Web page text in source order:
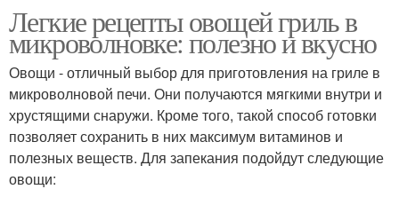
Легкие рецепты овощей гриль в
микроволновке: полезно и вкусно
Овощи - отличный выбор для приготовления на гриле в
микроволновой печи. Они получаются мягкими внутри и
хрустящими снаружи. Кроме того, такой способ готовки
позволяет сохранить в них максимум витаминов и
полезных веществ. Для запекания подойдут следующие
овощи: